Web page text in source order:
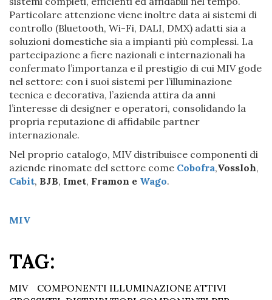
Particolare attenzione viene inoltre data ai sistemi di
controllo (Bluetooth, Wi-Fi, DALI, DMX) adatti sia a
soluzioni domestiche sia a impianti più complessi. La
partecipazione a fiere nazionali e internazionali ha
confermato l’importanza e il prestigio di cui MIV gode
nel settore: con i suoi sistemi per l’illuminazione
tecnica e decorativa, l’azienda attira da anni
l’interesse di designer e operatori, consolidando la
propria reputazione di affidabile partner
internazionale.
Nel proprio catalogo, MIV distribuisce componenti di
aziende rinomate del settore come Cobofra,Vossloh,
Cabit, BJB, Imet, Framon e Wago.
MIV
TAG:
MIV
COMPONENTI ILLUMINAZIONE ATTIVI